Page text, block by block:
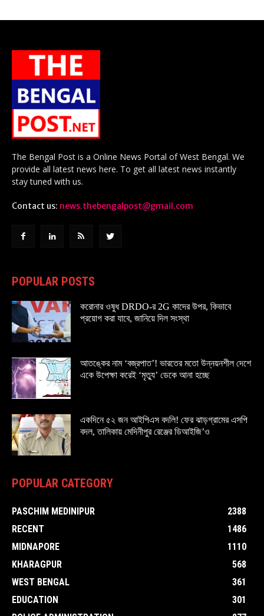
The Bengal Post is a Online News Portal of West Bengal. We
provide all latest news here. To get all latest news instantly
stay tuned with us.
Contact us: news.thebengalpost@gmail.com
POPULAR POSTS
করোনার ওষুধ DRDO-র 2G কাদের উপর, কিভাবে
প্রয়োগ করা যাবে, জানিয়ে দিল সংস্থা
আতঙ্কের নাম ‘বজ্রপাত’! ভারতের মতো উন্নয়নশীল দেশে
একে উপেক্ষা করেই ‘মৃত্যু’ ডেকে আনা হচ্ছে
একদিনে ৫২ জন আইপিএস বদলি! ফের ঝাড়গ্রামের এসপি
বদল, তালিকায় মেদিনীপুর রেঞ্জের ডিআইজি’ও
POPULAR CATEGORY
PASCHIM MEDINIPUR
2388
RECENT
1486
MIDNAPORE
1110
KHARAGPUR
568
WEST BENGAL
361
EDUCATION
301